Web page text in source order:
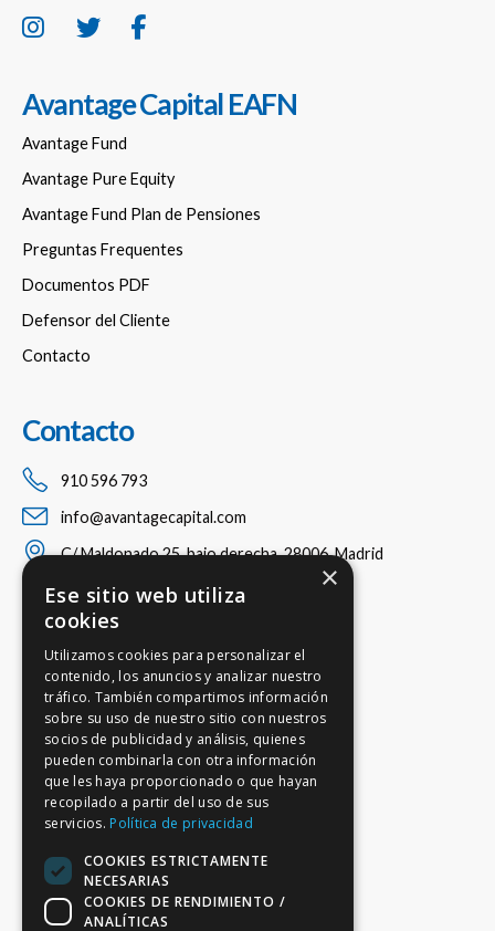
Avantage Capital EAFN
Avantage Fund
Avantage Pure Equity
Avantage Fund Plan de Pensiones
Preguntas Frequentes
Documentos PDF
Defensor del Cliente
Contacto
Contacto
910 596 793
info@avantagecapital.com
C/ Maldonado 25, bajo derecha, 28006, Madrid
×
Ese sitio web utiliza
cookies
Utilizamos cookies para personalizar el
contenido, los anuncios y analizar nuestro
tráfico. También compartimos información
sobre su uso de nuestro sitio con nuestros
socios de publicidad y análisis, quienes
pueden combinarla con otra información
que les haya proporcionado o que hayan
recopilado a partir del uso de sus
servicios. Política de privacidad
COOKIES ESTRICTAMENTE
NECESARIAS
COOKIES DE RENDIMIENTO /
ANALÍTICAS